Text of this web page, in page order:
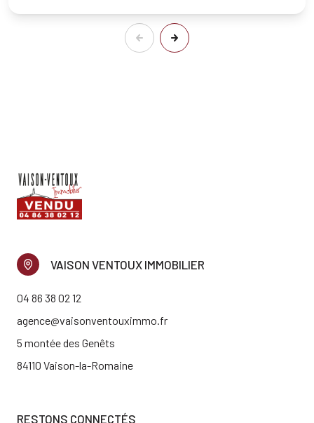
VAISON VENTOUX IMMOBILIER
04 86 38 02 12
agence@vaisonventouximmo.fr
5 montée des Genêts
84110 Vaison-la-Romaine
RESTONS CONNECTÉS